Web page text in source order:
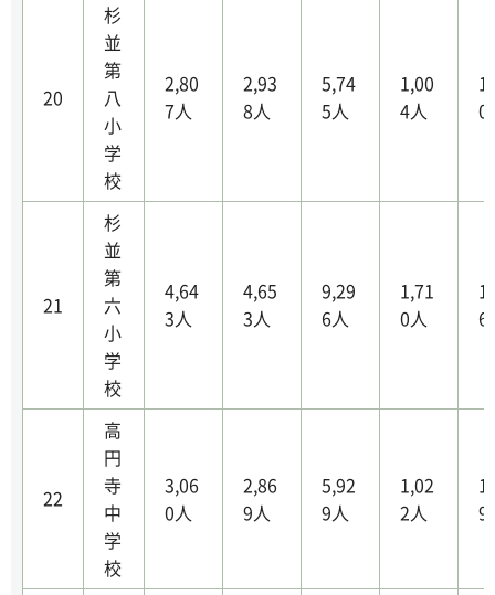
20
杉
並
第
八
小
学
校
2,80
7人
2,93
8人
5,74
5人
1,00
4人
0
21
杉
並
第
六
小
学
校
4,64
3人
4,65
3人
9,29
6人
1,71
0人
6
22
高
円
寺
中
学
校
3,06
0人
2,86
9人
5,92
9人
1,02
2人
9